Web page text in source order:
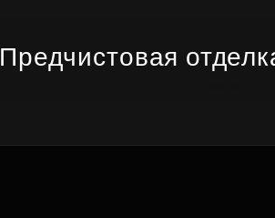
Предчистовая